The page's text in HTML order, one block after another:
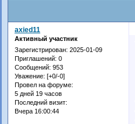
axied11
Активный участник
Зарегистрирован: 2025-01-09
Приглашений: 0
Сообщений: 953
Уважение: [+0/-0]
Провел на форуме:
5 дней 19 часов
Последний визит:
Вчера 16:00:44